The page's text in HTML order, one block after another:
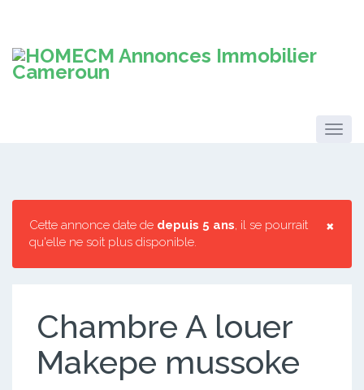
×
Cette annonce date de depuis 5 ans, il se pourrait
qu'elle ne soit plus disponible.
Chambre A louer
Makepe mussoke